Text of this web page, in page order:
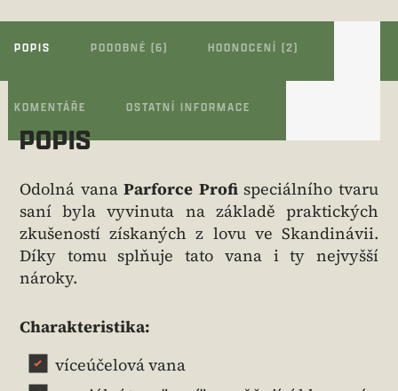
POPIS PODOBNÉ (6) HODNOCENÍ (2)
KOMENTÁŘE OSTATNÍ INFORMACE
POPIS
Odolná vanaParforce Profi speciálního tvaru
saní byla vyvinuta na základě praktických
zkušeností získaných z lovu ve Skandinávii.
Díky tomu splňuje tato vana i ty nejvyšší
nároky.
Charakteristika:
víceúčelová vana